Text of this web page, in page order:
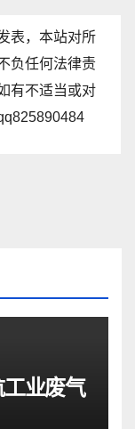
表，本站对所
负任何法律责
有不适当或对
业废气